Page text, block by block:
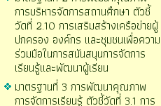
การบริหารจัดการสถานศึกษา ตัวชี้
วัดที่ 2.10 การเสริมสร้างเครือข่ายผู้
ปกครอง องค์กร และชุมชนเพื่อความ
ร่วมมือในการสนันสนุนการจัดการ
เรียนรู้และพัฒนาผู้เรียน
มาตรฐานที่ 3 การพัฒนาคุณภาพ
การจัดการเรียนรู้ ตัวชี้วัดที่ 3.1 การ